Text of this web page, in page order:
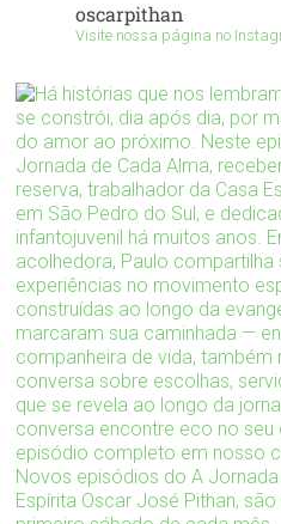
oscarpithan
Visite nossa página no